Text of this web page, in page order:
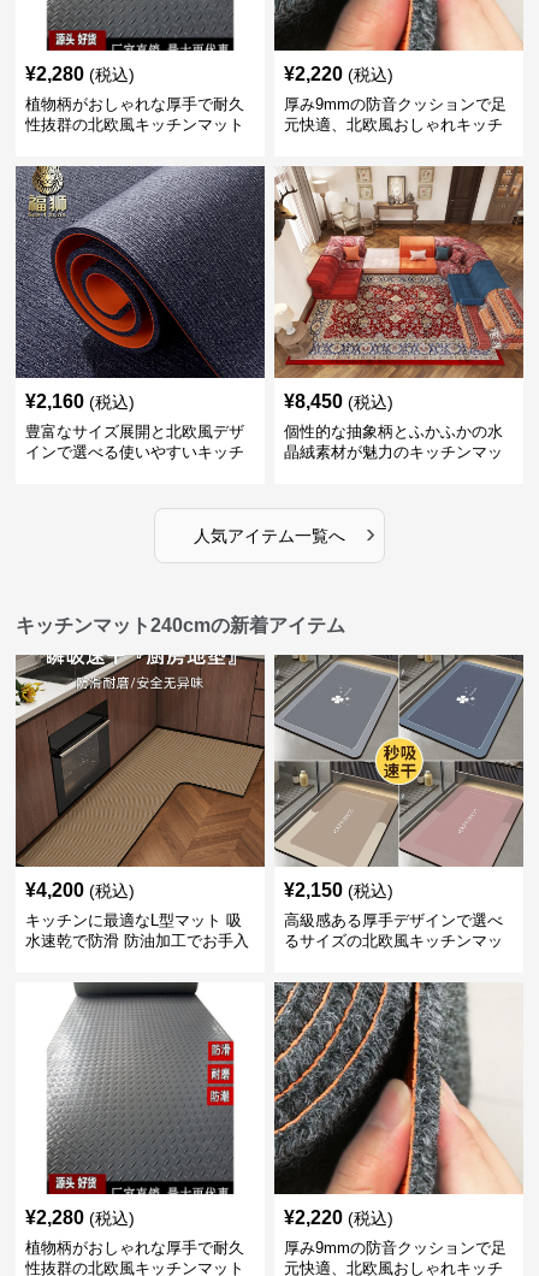
¥2,280 (税込)
植物柄がおしゃれな厚手で耐久
性抜群の北欧風キッチンマット
¥2,220 (税込)
厚み9mmの防音クッションで足
元快適、北欧風おしゃれキッチ
¥2,160 (税込)
豊富なサイズ展開と北欧風デザ
インで選べる使いやすいキッチ
¥8,450 (税込)
個性的な抽象柄とふかふかの水
晶絨素材が魅力のキッチンマッ
人気アイテム一覧へ ›
キッチンマット240cmの新着アイテム
¥4,200 (税込)
キッチンに最適なL型マット 吸
水速乾で防滑 防油加工でお手入
¥2,150 (税込)
高級感ある厚手デザインで選べ
るサイズの北欧風キッチンマッ
¥2,280 (税込)
植物柄がおしゃれな厚手で耐久
性抜群の北欧風キッチンマット
¥2,220 (税込)
厚み9mmの防音クッションで足
元快適、北欧風おしゃれキッチ